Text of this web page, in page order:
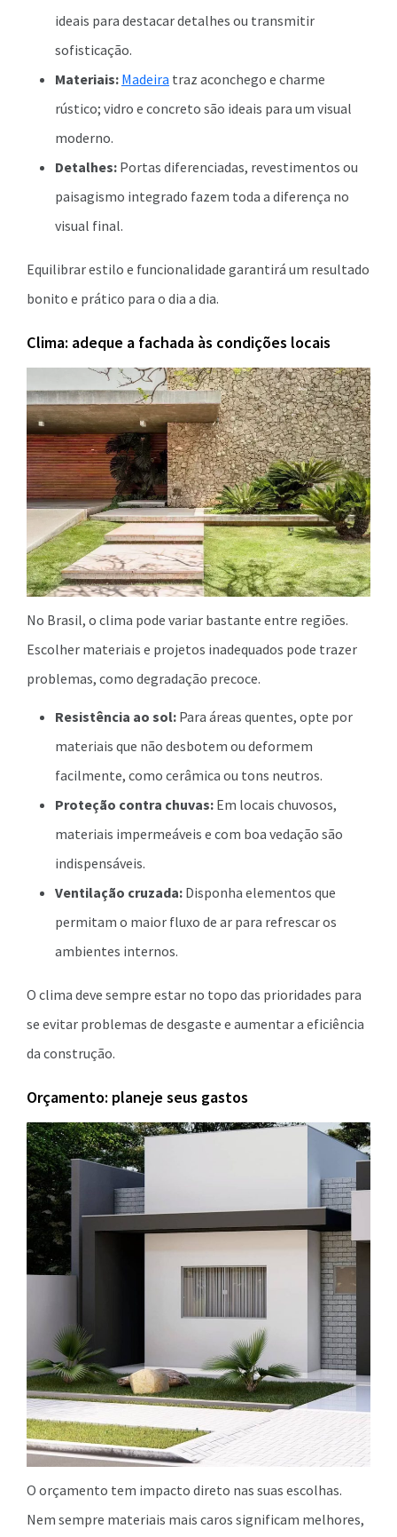
ideais para destacar detalhes ou transmitir
sofisticação.
Materiais: Madeira traz aconchego e charme
rústico; vidro e concreto são ideais para um visual
moderno.
Detalhes: Portas diferenciadas, revestimentos ou
paisagismo integrado fazem toda a diferença no
visual final.
Equilibrar estilo e funcionalidade garantirá um resultado
bonito e prático para o dia a dia.
Clima: adeque a fachada às condições locais
No Brasil, o clima pode variar bastante entre regiões.
Escolher materiais e projetos inadequados pode trazer
problemas, como degradação precoce.
Resistência ao sol: Para áreas quentes, opte por
materiais que não desbotem ou deformem
facilmente, como cerâmica ou tons neutros.
Proteção contra chuvas: Em locais chuvosos,
materiais impermeáveis e com boa vedação são
indispensáveis.
Ventilação cruzada: Disponha elementos que
permitam o maior fluxo de ar para refrescar os
ambientes internos.
O clima deve sempre estar no topo das prioridades para
se evitar problemas de desgaste e aumentar a eficiência
da construção.
Orçamento: planeje seus gastos
O orçamento tem impacto direto nas suas escolhas.
Nem sempre materiais mais caros significam melhores,